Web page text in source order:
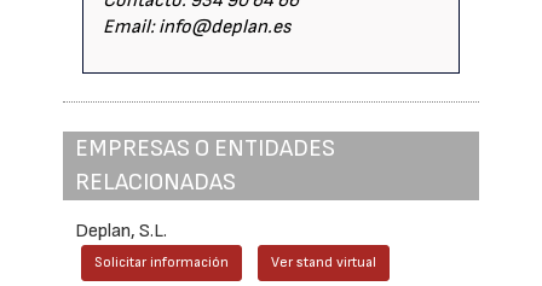
Email: info@deplan.es
EMPRESAS O ENTIDADES
RELACIONADAS
Deplan, S.L.
Solicitar información Ver stand virtual